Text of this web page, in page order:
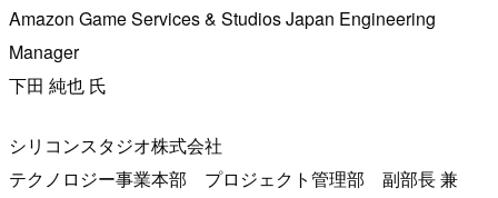
Amazon Game Services & Studios Japan Engineering
Manager
下田 純也 氏
シリコンスタジオ株式会社
テクノロジー事業本部 プロジェクト管理部 副部長 兼